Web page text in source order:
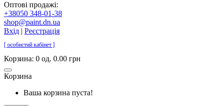
Оптові продажі:
+38050 348-01-38
shop@paint.dn.ua
Вхід | Реєстрація
[ особистий кабінет ]
Корзина: 0 од. 0.00 грн
Корзина
Ваша корзина пуста!